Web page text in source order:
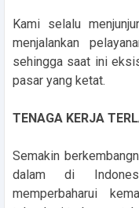
Kami selalu
menjalankan
sehingga saat ini
pasar yang ketat.
TENAGA KERJA
Semakin
dalam di
memperbaharui